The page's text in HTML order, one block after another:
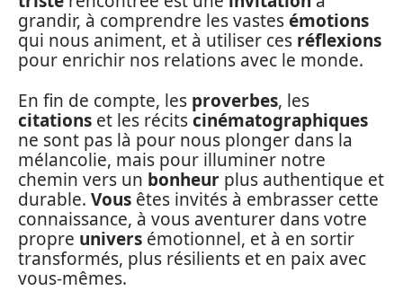
grandir, à comprendre les vastesémotions
qui nous animent, et à utiliser ces réflexions
pour enrichir nos relations avec le monde.
En fin de compte, les proverbes, les
citations et les récitscinématographiques
ne sont pas là pour nous plonger dans la
mélancolie, mais pour illuminer notre
chemin vers un bonheur plus authentique et
durable. Vous êtes invités à embrasser cette
connaissance, à vous aventurer dans votre
propre univers émotionnel, et à en sortir
transformés, plus résilients et en paix avec
vous-mêmes.